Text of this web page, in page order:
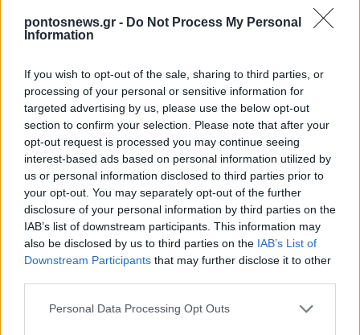
pontosnews.gr - Do Not Process My Personal
Information
If you wish to opt-out of the sale, sharing to third parties, or
processing of your personal or sensitive information for
targeted advertising by us, please use the below opt-out
section to confirm your selection. Please note that after your
opt-out request is processed you may continue seeing
interest-based ads based on personal information utilized by
us or personal information disclosed to third parties prior to
your opt-out. You may separately opt-out of the further
disclosure of your personal information by third parties on the
IAB’s list of downstream participants. This information may
also be disclosed by us to third parties on the IAB’s List of
Downstream Participants that may further disclose it to other
Please note that this website/app uses one or more Google
Personal Data Processing Opt Outs